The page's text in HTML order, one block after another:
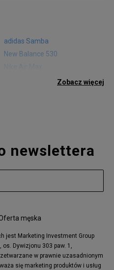
adidas Samba
New Balance 530
New Balance 327
Birkenstock Arizona
New Balance CT302
adidas Stan Smith
Reebok Club C
adidas NMD
Nike Air Max Pulse
Zobacz więcej
newslettera
męska
jest Marketing Investment Group
os. Dywizjonu 303 paw. 1,
w prawnie uzasadnionym
się marketing produktów i usług